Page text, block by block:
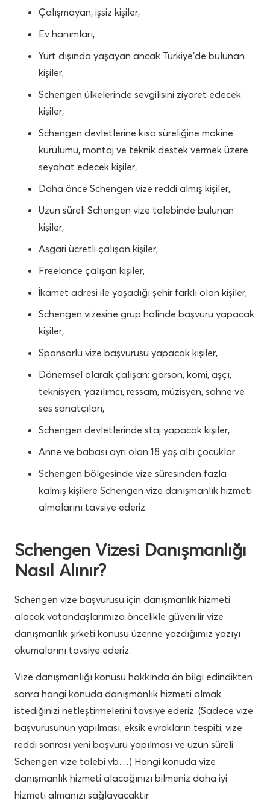
Çalışmayan, işsiz kişiler,
Ev hanımları,
Yurt dışında yaşayan ancak Türkiye’de bulunan
kişiler,
Schengen ülkelerinde sevgilisini ziyaret edecek
kişiler,
Schengen devletlerine kısa süreliğine makine
kurulumu, montaj ve teknik destek vermek üzere
seyahat edecek kişiler,
Daha önce Schengen vize reddi almış kişiler,
Uzun süreli Schengen vize talebinde bulunan
kişiler,
Asgari ücretli çalışan kişiler,
Freelance çalışan kişiler,
İkamet adresi ile yaşadığı şehir farklı olan kişiler,
Schengen vizesine grup halinde başvuru yapacak
kişiler,
Sponsorlu vize başvurusu yapacak kişiler,
Dönemsel olarak çalışan: garson, komi, aşçı,
teknisyen, yazılımcı, ressam, müzisyen, sahne ve
ses sanatçıları,
Schengen devletlerinde staj yapacak kişiler,
Anne ve babası ayrı olan 18 yaş altı çocuklar
Schengen bölgesinde vize süresinden fazla
kalmış kişilere Schengen vize danışmanlık hizmeti
almalarını tavsiye ederiz.
Schengen Vizesi Danışmanlığı
Nasıl Alınır?
Schengen vize başvurusu için danışmanlık hizmeti
alacak vatandaşlarımıza öncelikle güvenilir vize
danışmanlık şirketi konusu üzerine yazdığımız yazıyı
okumalarını tavsiye ederiz.
Vize danışmanlığı konusu hakkında ön bilgi edindikten
sonra hangi konuda danışmanlık hizmeti almak
istediğinizi netleştirmelerini tavsiye ederiz. (Sadece vize
başvurusunun yapılması, eksik evrakların tespiti, vize
reddi sonrası yeni başvuru yapılması ve uzun süreli
Schengen vize talebi vb…) Hangi konuda vize
danışmanlık hizmeti alacağınızı bilmeniz daha iyi
hizmeti almanızı sağlayacaktır.